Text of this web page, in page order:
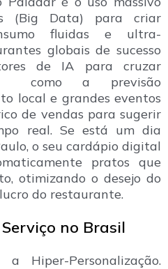
(Big Data) para criar
fluidas e ultra-
globais de sucesso
de IA para cruzar
como a previsão
local e grandes eventos
de vendas para sugerir
real. Se está um dia
o seu cardápio digital
pratos que
otimizando o desejo do
do restaurante.
no Brasil
Hiper-Personalização.